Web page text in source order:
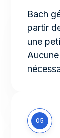
Bach
partir
une
05